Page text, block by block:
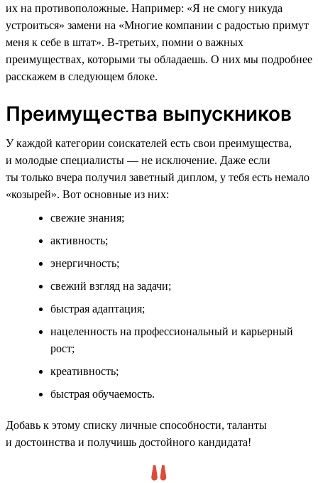
их на противоположные. Например: «Я не смогу никуда
устроиться» замени на «Многие компании с радостью примут
меня к себе в штат». В-третьих, помни о важных
преимуществах, которыми ты обладаешь. О них мы подробнее
расскажем в следующем блоке.
Преимущества выпускников
У каждой категории соискателей есть свои преимущества,
и молодые специалисты — не исключение. Даже если
ты только вчера получил заветный диплом, у тебя есть немало
«козырей». Вот основные из них:
свежие знания;
активность;
энергичность;
свежий взгляд на задачи;
быстрая адаптация;
нацеленность на профессиональный и карьерный
рост;
креативность;
быстрая обучаемость.
Добавь к этому списку личные способности, таланты
и достоинства и получишь достойного кандидата!